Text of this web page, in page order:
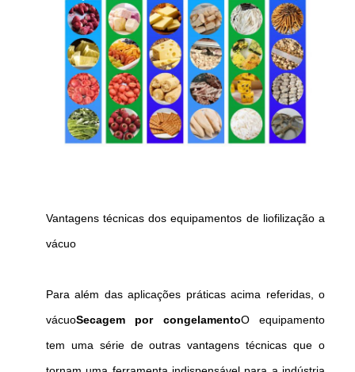
Vantagens técnicas dos equipamentos de liofilização a
vácuo
Para além das aplicações práticas acima referidas, o
vácuoSecagem por congelamentoO equipamento
tem uma série de outras vantagens técnicas que o